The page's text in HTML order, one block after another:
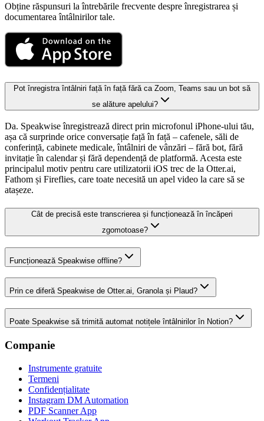
Obține răspunsuri la întrebările frecvente despre înregistrarea și
documentarea întâlnirilor tale.
Pot înregistra întâlniri față în față fără ca Zoom, Teams sau un bot să
se alăture apelului?
Da. Speakwise înregistrează direct prin microfonul iPhone-ului tău,
așa că surprinde orice conversație față în față – cafenele, săli de
conferință, cabinete medicale, întâlniri de vânzări – fără bot, fără
invitație în calendar și fără dependență de platformă. Acesta este
principalul motiv pentru care utilizatorii iOS trec de la Otter.ai,
Fathom și Fireflies, care toate necesită un apel video la care să se
atașeze.
Cât de precisă este transcrierea și funcționează în încăperi
zgomotoase?
Funcționează Speakwise offline?
Prin ce diferă Speakwise de Otter.ai, Granola și Plaud?
Poate Speakwise să trimită automat notițele întâlnirilor în Notion?
Companie
Instrumente gratuite
Termeni
Confidențialitate
Instagram DM Automation
PDF Scanner App